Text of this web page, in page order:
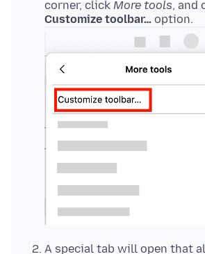
corner, click More tools, and
Customize toolbar… option.
A special tab will open that